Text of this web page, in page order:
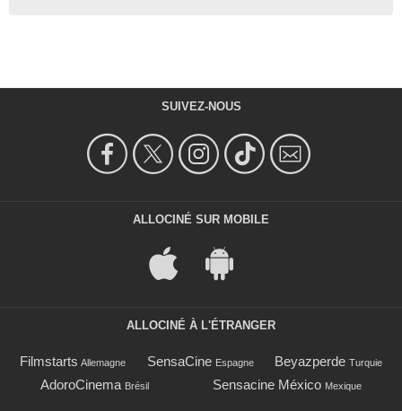
SUIVEZ-NOUS
ALLOCINÉ SUR MOBILE
ALLOCINÉ À L'ÉTRANGER
Filmstarts Allemagne SensaCine Espagne Beyazperde Turquie
AdoroCinema Brésil Sensacine México Mexique